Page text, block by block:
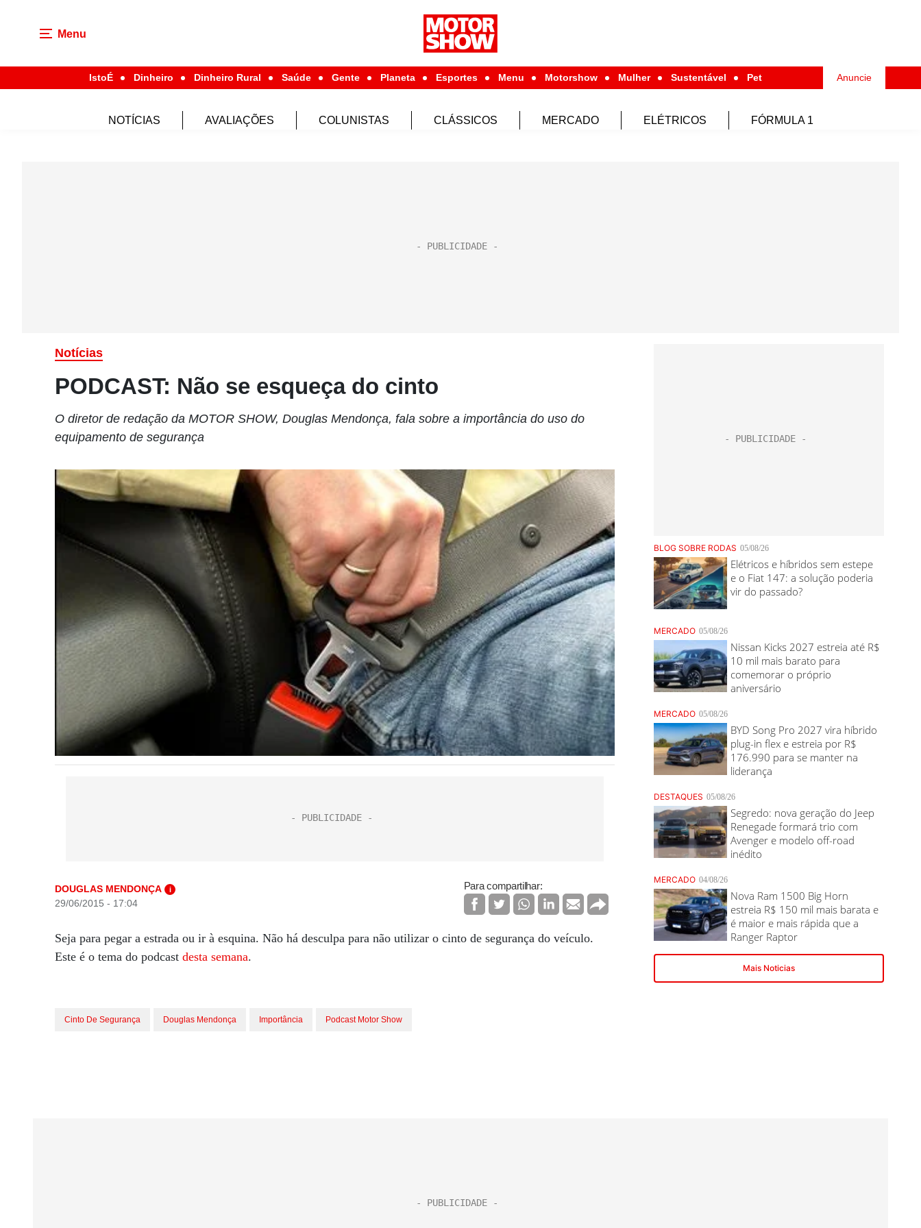
Menu
IstoÉ Dinheiro Dinheiro Rural Saúde Gente Planeta Esportes Menu Motorshow Mulher Sustentável Pet Anuncie
NOTÍCIAS AVALIAÇÕES COLUNISTAS CLÁSSICOS MERCADO ELÉTRICOS FÓRMULA 1
Notícias
PODCAST: Não se esqueça do cinto
O diretor de redação da MOTOR SHOW, Douglas Mendonça, fala sobre a importância do uso do
equipamento de segurança
DOUGLAS MENDONÇA i
29/06/2015 - 17:04
Para compartilhar:
Seja para pegar a estrada ou ir à esquina. Não há desculpa para não utilizar o cinto de segurança do veículo.
Este é o tema do podcast desta semana.
Cinto De Segurança Douglas Mendonça Importância Podcast Motor Show